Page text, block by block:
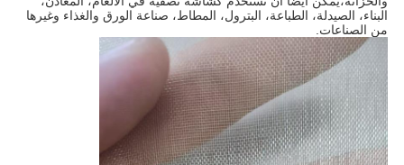
البناء، الصيدلة، الطباعة، البترول، المطاط، صناعة الورق والغذاء وغيرها
من الصناعات.